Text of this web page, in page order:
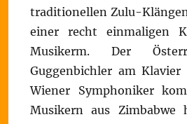
traditionellen Zulu-
einer recht einmaligen
Musikerm. Der
Guggenbichler am
Wiener Symphoniker
Musikern aus